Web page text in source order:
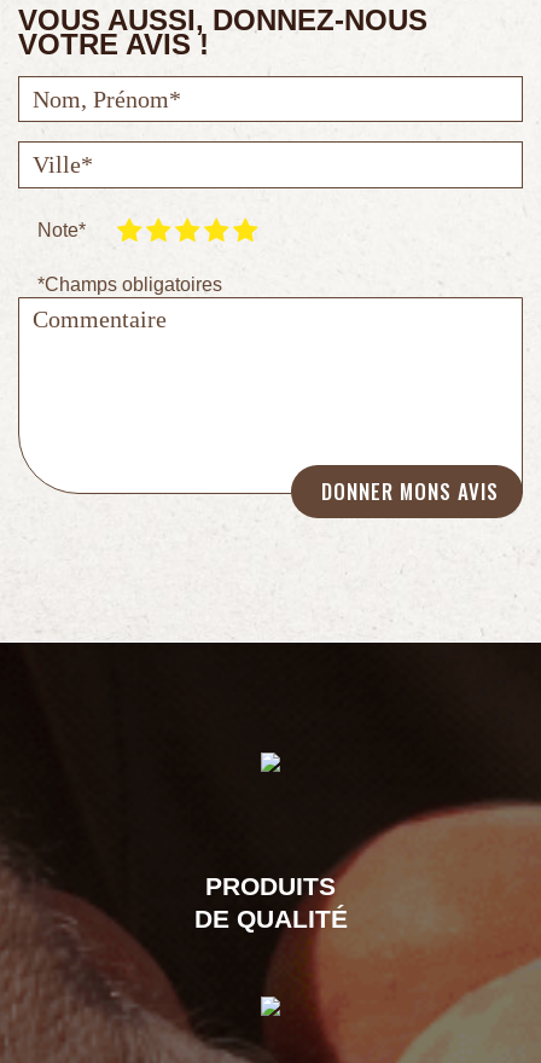
VOUS AUSSI, DONNEZ-NOUS
VOTRE AVIS !
Note*
*Champs obligatoires
PRODUITS
DE QUALITÉ